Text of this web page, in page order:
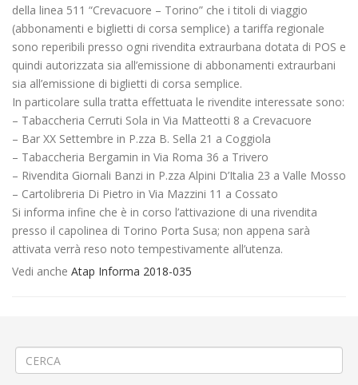
della linea 511 “Crevacuore – Torino” che i titoli di viaggio
(abbonamenti e biglietti di corsa semplice) a tariffa regionale
sono reperibili presso ogni rivendita extraurbana dotata di POS e
quindi autorizzata sia all’emissione di abbonamenti extraurbani
sia all’emissione di biglietti di corsa semplice.
In particolare sulla tratta effettuata le rivendite interessate sono:
– Tabaccheria Cerruti Sola in Via Matteotti 8 a Crevacuore
– Bar XX Settembre in P.zza B. Sella 21 a Coggiola
– Tabaccheria Bergamin in Via Roma 36 a Trivero
– Rivendita Giornali Banzi in P.zza Alpini D’Italia 23 a Valle Mosso
– Cartolibreria Di Pietro in Via Mazzini 11 a Cossato
Si informa infine che è in corso l’attivazione di una rivendita
presso il capolinea di Torino Porta Susa; non appena sarà
attivata verrà reso noto tempestivamente all’utenza.
Vedi anche Atap Informa 2018-035